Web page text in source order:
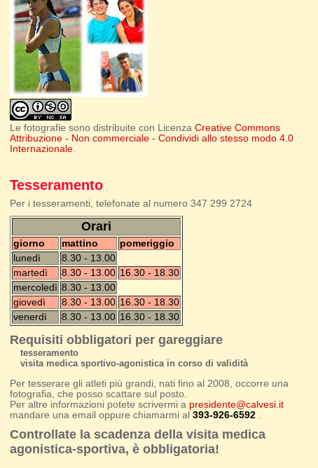
Le fotografie sono distribuite con LicenzaCreative Commons
Attribuzione - Non commerciale - Condividi allo stesso modo 4.0
Internazionale.
Tesseramento
Per i tesseramenti, telefonate al numero 347 299 2724
Orari
giorno mattino
pomeriggio
lunedì
8.30 - 13.00
martedì
8.30 - 13.00 16.30 - 18.30
mercoledì 8.30 - 13.00
giovedì
8.30 - 13.00 16.30 - 18.30
venerdì
8.30 - 13.00 16.30 - 18.30
Requisiti obbligatori per gareggiare
tesseramento
visita medica sportivo-agonistica in corso di validità
Per tesserare gli atleti più grandi, nati fino al 2008, occorre una
fotografia, che posso scattare sul posto.
Per altre informazioni potete scrivermi a presidente@calvesi.it
mandare una email oppure chiamarmi al393-926-6592
Controllate la scadenza della visita medica
agonistica-sportiva, è obbligatoria!